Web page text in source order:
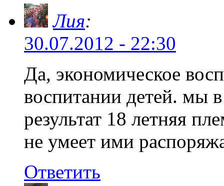
Лия:
30.07.2012 - 22:30
Да, экономическое
воспитании детей. мы
результат 18 летняя
не умеет ими
Ответить